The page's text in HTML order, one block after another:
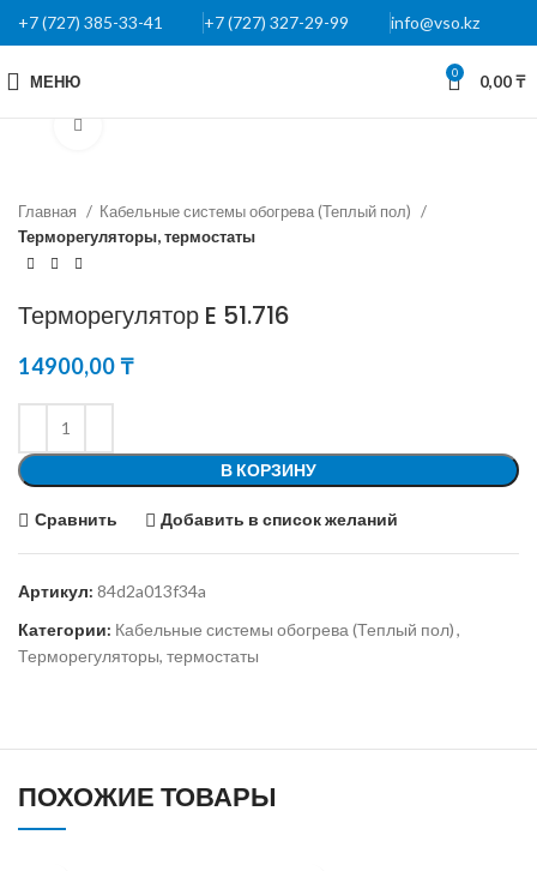
+7 (727) 385-33-41 +7 (727) 327-29-99 info@vso.kz
МЕНЮ 0 0,00₸
Главная
Кабельные системы обогрева (Теплый пол)
Терморегуляторы, термостаты
Терморегулятор E 51.716
14900,00₸
В КОРЗИНУ
Сравнить Добавить в список желаний
Артикул: 84d2a013f34a
Категории: Кабельные системы обогрева (Теплый пол),
Терморегуляторы, термостаты
ПОХОЖИЕ ТОВАРЫ